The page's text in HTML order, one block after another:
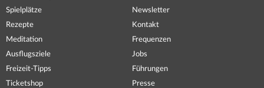
Spielplätze
Rezepte
Meditation
Ausflugsziele
Freizeit-Tipps
Ticketshop
Newsletter
Kontakt
Frequenzen
Jobs
Führungen
Presse